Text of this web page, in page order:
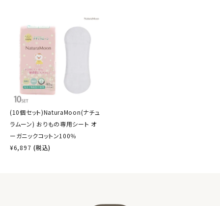
(10個セット)NaturaMoon(ナチュ
ラムーン) おりもの専用シート オ
ーガニックコットン100％
¥6,897 (税込)